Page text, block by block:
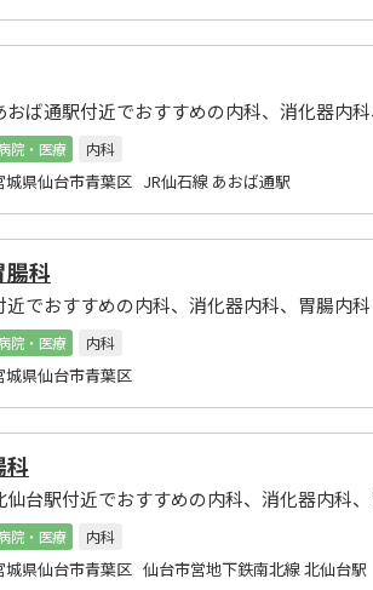
おば通駅付近でおすすめの内科、消化器内
院・医療
内科
城県仙台市青葉区 JR仙石線 あおば通駅
腸科
近でおすすめの内科、消化器内科、胃腸内科
院・医療
内科
城県仙台市青葉区
科
仙台駅付近でおすすめの内科、消化器内科
院・医療
内科
城県仙台市青葉区 仙台市営地下鉄南北線 北仙台駅